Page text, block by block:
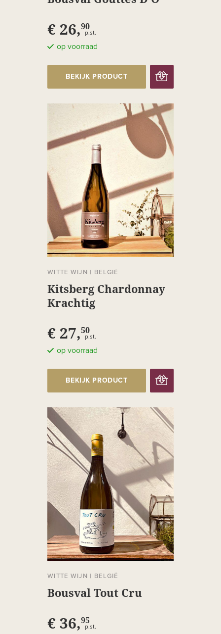
€ 26,90
p.st.
op voorraad
BEKIJK PRODUCT
WITTE WIJN | BELGIË
Kitsberg Chardonnay
Krachtig
€ 27,50
p.st.
op voorraad
BEKIJK PRODUCT
WITTE WIJN | BELGIË
Bousval Tout Cru
€ 36,95
p.st.